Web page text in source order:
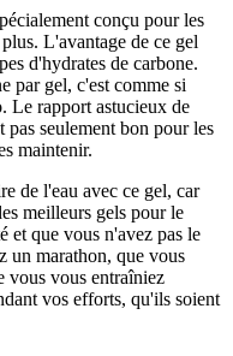
conçu pour les
L'avantage de ce gel
d'hydrates de carbone.
par gel, c'est comme si
Le rapport astucieux de
pas seulement bon pour les
maintenir.
de l'eau avec ce gel, car
meilleurs gels pour le
et que vous n'avez pas le
un marathon, que vous
vous vous entraîniez
vos efforts, qu'ils soient